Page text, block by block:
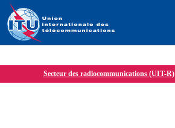
Secteur des radiocommunications (UIT-R)